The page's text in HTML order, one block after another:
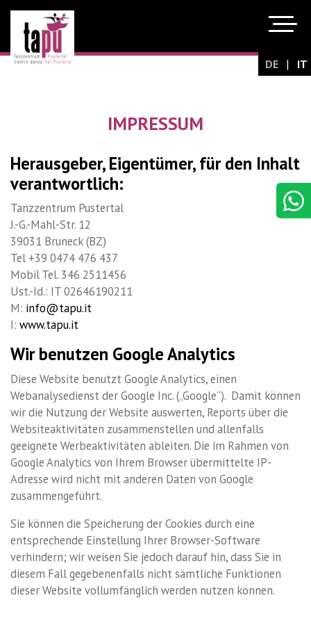
DE | IT
IMPRESSUM
Herausgeber, Eigentümer, für den Inhalt
verantwortlich:
Tanzzentrum Pustertal
J.-G.-Mahl-Str. 12
39031 Bruneck (BZ)
Tel +39 0474 476 437
Mobil Tel. 346 2511456
Ust.-Id.: IT 02646190211
M: info@tapu.it
I: www.tapu.it
Wir benutzen Google Analytics
Diese Website benutzt Google Analytics, einen
Webanalysedienst der Google Inc. („Google“). Damit können
wir die Nutzung der Website auswerten, Reports über die
Websiteaktivitäten zusammenstellen und allenfalls
geeignete Werbeaktivitäten ableiten. Die im Rahmen von
Google Analytics von Ihrem Browser übermittelte IP-
Adresse wird nicht mit anderen Daten von Google
zusammengeführt.
Sie können die Speicherung der Cookies durch eine
entsprechende Einstellung Ihrer Browser-Software
verhindern; wir weisen Sie jedoch darauf hin, dass Sie in
diesem Fall gegebenenfalls nicht sämtliche Funktionen
dieser Website vollumfänglich werden nutzen können.